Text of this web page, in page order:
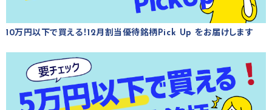
10万円以下で買える！12月割当優待銘柄Pick Up をお届けします